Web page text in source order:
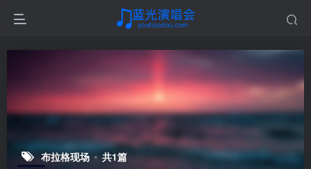
布拉格现场 共1篇